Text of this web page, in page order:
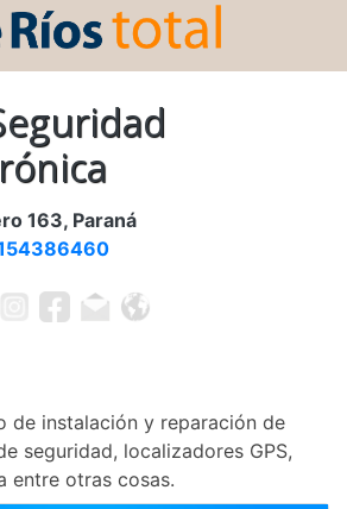
163, Paraná
de instalación y reparación de
seguridad, localizadores GPS,
entre otras cosas.